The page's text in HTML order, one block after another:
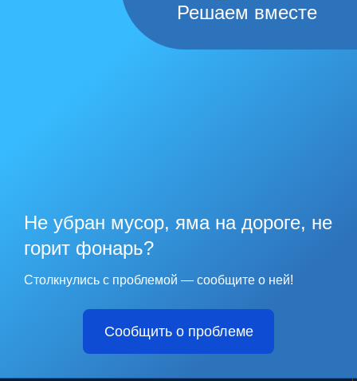
Решаем вместе
Не убран мусор, яма на дороге, не
горит фонарь?
Столкнулись с проблемой — сообщите о ней!
Сообщить о проблеме